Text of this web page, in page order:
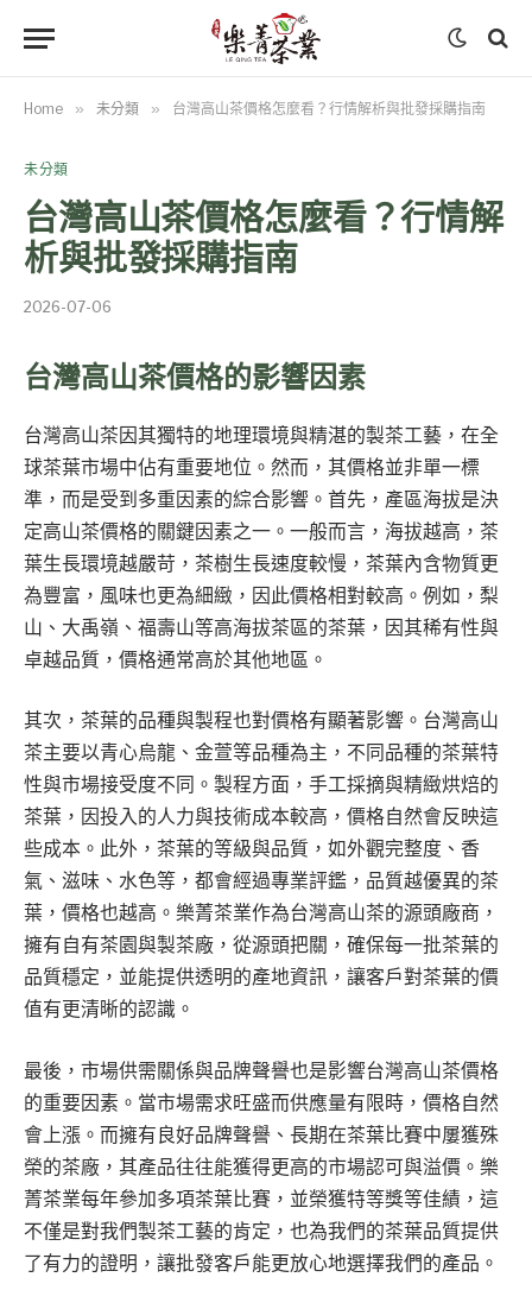
Home » 未分類 » 台灣高山茶價格怎麼看？行情解析與批發採購指南
未分類
台灣高山茶價格怎麼看？行情解
析與批發採購指南
2026-07-06
台灣高山茶價格的影響因素
台灣高山茶因其獨特的地理環境與精湛的製茶工藝，在全
球茶葉市場中佔有重要地位。然而，其價格並非單一標
準，而是受到多重因素的綜合影響。首先，產區海拔是決
定高山茶價格的關鍵因素之一。一般而言，海拔越高，茶
葉生長環境越嚴苛，茶樹生長速度較慢，茶葉內含物質更
為豐富，風味也更為細緻，因此價格相對較高。例如，梨
山、大禹嶺、福壽山等高海拔茶區的茶葉，因其稀有性與
卓越品質，價格通常高於其他地區。
其次，茶葉的品種與製程也對價格有顯著影響。台灣高山
茶主要以青心烏龍、金萱等品種為主，不同品種的茶葉特
性與市場接受度不同。製程方面，手工採摘與精緻烘焙的
茶葉，因投入的人力與技術成本較高，價格自然會反映這
些成本。此外，茶葉的等級與品質，如外觀完整度、香
氣、滋味、水色等，都會經過專業評鑑，品質越優異的茶
葉，價格也越高。樂菁茶業作為台灣高山茶的源頭廠商，
擁有自有茶園與製茶廠，從源頭把關，確保每一批茶葉的
品質穩定，並能提供透明的產地資訊，讓客戶對茶葉的價
值有更清晰的認識。
最後，市場供需關係與品牌聲譽也是影響台灣高山茶價格
的重要因素。當市場需求旺盛而供應量有限時，價格自然
會上漲。而擁有良好品牌聲譽、長期在茶葉比賽中屢獲殊
榮的茶廠，其產品往往能獲得更高的市場認可與溢價。樂
菁茶業每年參加多項茶葉比賽，並榮獲特等獎等佳績，這
不僅是對我們製茶工藝的肯定，也為我們的茶葉品質提供
了有力的證明，讓批發客戶能更放心地選擇我們的產品。